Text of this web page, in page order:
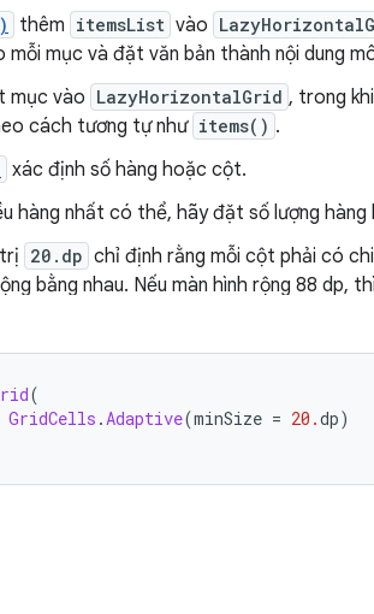
thêm itemsList vào
mỗi mục và đặt văn bản thành nội dung
mục vào LazyHorizontalGrid , trong
cách tương tự như items() .
xác định số hàng hoặc cột.
hàng nhất có thể, hãy đặt số lượng hàng
20.dp chỉ định rằng mỗi cột phải có
bằng nhau. Nếu màn hình rộng 88 dp,